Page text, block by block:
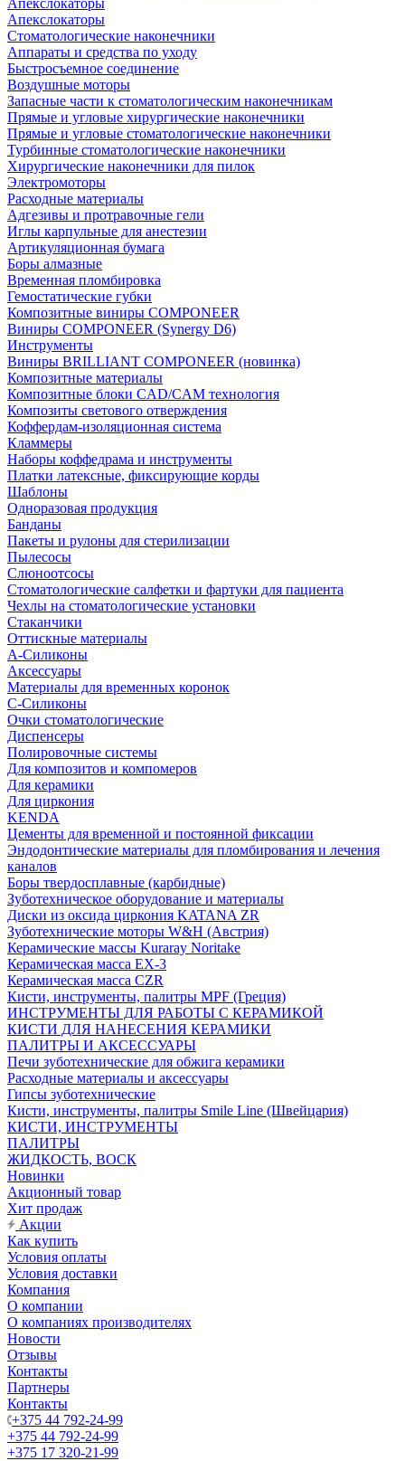
Апекслокаторы
Апекслокаторы
Стоматологические наконечники
Аппараты и средства по уходу
Быстросъемное соединение
Воздушные моторы
Запасные части к стоматологическим наконечникам
Прямые и угловые хирургические наконечники
Прямые и угловые стоматологические наконечники
Турбинные стоматологические наконечники
Хирургические наконечники для пилок
Электромоторы
Расходные материалы
Адгезивы и протравочные гели
Иглы карпульные для анестезии
Артикуляционная бумага
Боры алмазные
Временная пломбировка
Гемостатические губки
Композитные виниры COMPONEER
Виниры COMPONEER (Synergy D6)
Инструменты
Виниры BRILLIANT COMPONEER (новинка)
Композитные материалы
Композитные блоки CAD/СAM технология
Композиты светового отверждения
Коффердам-изоляционная система
Кламмеры
Наборы коффедрама и инструменты
Платки латексные, фиксирующие корды
Шаблоны
Одноразовая продукция
Банданы
Пакеты и рулоны для стерилизации
Пылесосы
Слюноотсосы
Стоматологические салфетки и фартуки для пациента
Чехлы на стоматологические установки
Стаканчики
Оттискные материалы
А-Силиконы
Аксессуары
Материалы для временных коронок
С-Силиконы
Очки стоматологические
Диспенсеры
Полировочные системы
Для композитов и компомеров
Для керамики
Для циркония
KENDA
Цементы для временной и постоянной фиксации
Эндодонтические материалы для пломбирования и лечения
каналов
Боры твердосплавные (карбидные)
Зуботехническое оборудование и материалы
Диски из оксида циркония KATANA ZR
Зуботехнические моторы W&H (Австрия)
Керамические массы Kuraray Noritake
Керамическая масса EX-3
Керамическая масса CZR
Кисти, инструменты, палитры MPF (Греция)
ИНСТРУМЕНТЫ ДЛЯ РАБОТЫ С КЕРАМИКОЙ
КИСТИ ДЛЯ НАНЕСЕНИЯ КЕРАМИКИ
ПАЛИТРЫ И АКСЕССУАРЫ
Печи зуботехнические для обжига керамики
Расходные материалы и аксессуары
Гипсы зуботехнические
Кисти, инструменты, палитры Smile Line (Швейцария)
КИСТИ, ИНСТРУМЕНТЫ
ПАЛИТРЫ
ЖИДКОСТЬ, ВОСК
Новинки
Акционный товар
Хит продаж
Акции
Как купить
Условия оплаты
Условия доставки
Компания
О компании
О компаниях производителях
Новости
Отзывы
Контакты
Партнеры
Контакты
+375 44 792-24-99
+375 44 792-24-99
+375 17 320-21-99